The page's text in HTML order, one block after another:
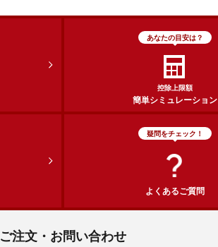
あなたの目安は？
控除上限額
簡単シミュレーション
疑問をチェック！
よくあるご質問
ご注文・お問い合わせ